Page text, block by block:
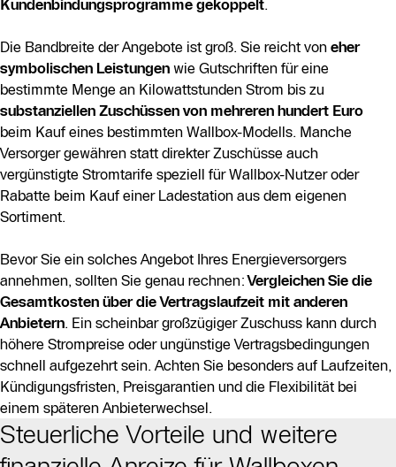
Kundenbindungsprogramme gekoppelt.
Die Bandbreite der Angebote ist groß. Sie reicht von eher
symbolischen Leistungen wie Gutschriften für eine
bestimmte Menge an Kilowattstunden Strom bis zu
substanziellen Zuschüssen von mehreren hundert Euro
beim Kauf eines bestimmten Wallbox-Modells. Manche
Versorger gewähren statt direkter Zuschüsse auch
vergünstigte Stromtarife speziell für Wallbox-Nutzer oder
Rabatte beim Kauf einer Ladestation aus dem eigenen
Sortiment.
Bevor Sie ein solches Angebot Ihres Energieversorgers
annehmen, sollten Sie genau rechnen:Vergleichen Sie die
Gesamtkosten über die Vertragslaufzeit mit anderen
Anbietern. Ein scheinbar großzügiger Zuschuss kann durch
höhere Strompreise oder ungünstige Vertragsbedingungen
schnell aufgezehrt sein. Achten Sie besonders auf Laufzeiten,
Kündigungsfristen, Preisgarantien und die Flexibilität bei
einem späteren Anbieterwechsel.
Steuerliche Vorteile und weitere